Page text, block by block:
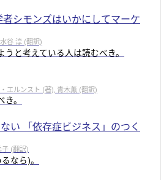
シモンズはいかにしてマーケ
谷 淳 (翻訳)
と考えている人は読むべき。
エルンスト (著), 青木薫 (翻訳)
。
い 「依存症ビジネス」のつく
子 (翻訳)
なら)。